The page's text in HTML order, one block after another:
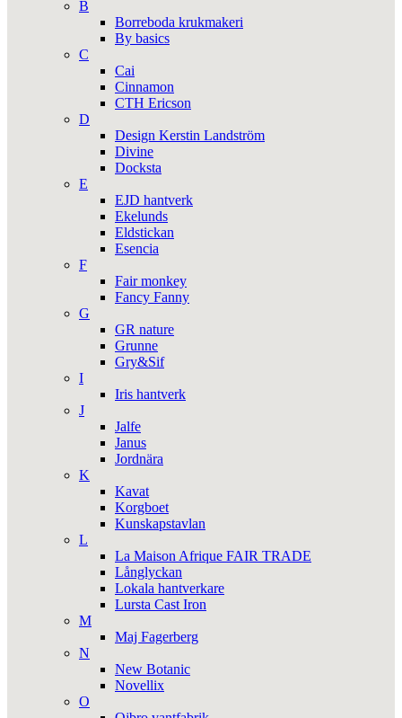
B
Borreboda krukmakeri
By basics
C
Cai
Cinnamon
CTH Ericson
D
Design Kerstin Landström
Divine
Docksta
E
EJD hantverk
Ekelunds
Eldstickan
Esencia
F
Fair monkey
Fancy Fanny
G
GR nature
Grunne
Gry&Sif
I
Iris hantverk
J
Jalfe
Janus
Jordnära
K
Kavat
Korgboet
Kunskapstavlan
L
La Maison Afrique FAIR TRADE
Långlyckan
Lokala hantverkare
Lursta Cast Iron
M
Maj Fagerberg
N
New Botanic
Novellix
O